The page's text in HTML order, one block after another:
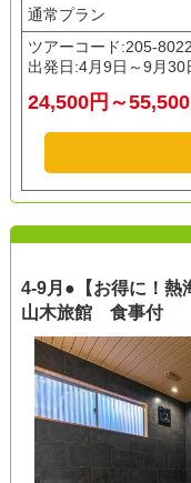
通常プラン
ツアーコード:205-
出発日:4月9日～9月30
24,500円～55,500
4-9月●【お得に！
山木旅館 食事付